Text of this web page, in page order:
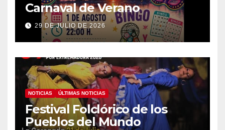
Carnaval de Verano
29 DE JULIO DE 2026
NOTICIAS ÚLTIMAS NOTICIAS
Festival Folclórico de los
Pueblos del Mundo